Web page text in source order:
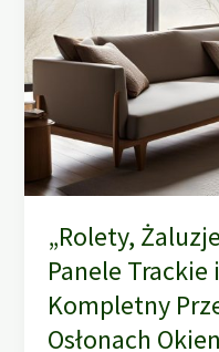
„Rolety,
Panele
Kompletny
Osłonach